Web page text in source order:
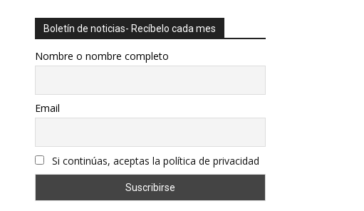
Boletín de noticias- Recíbelo cada mes
Nombre o nombre completo
Email
Si continúas, aceptas la política de privacidad